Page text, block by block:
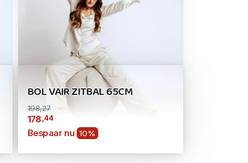
BOL VAIR ZITBAL 65CM
198,27
178 ,44
Bespaar nu 10%